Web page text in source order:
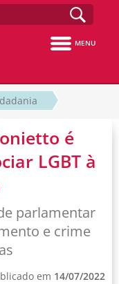
MENU
é
LGBT à
parlamentar
e crime
em 14/07/2022